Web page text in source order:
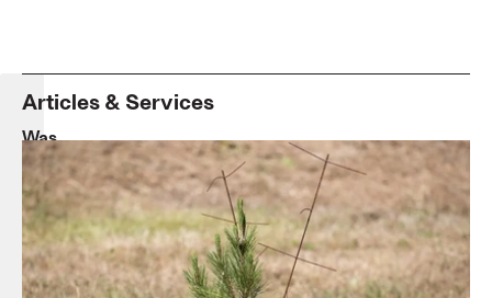
Was
Sie
schon
immer
übers
Klima
wissen
wollten,
Articles & Services